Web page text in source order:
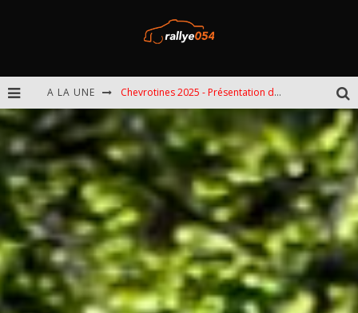
A LA UNE Chevrotines 2025 - Présentation de l'épreuve
EBR 2025 - Présentation de l'épreuve
Omloop 2025 - Présentation de l'épreuve
Spa 2025 - Présentation de l'épreuve